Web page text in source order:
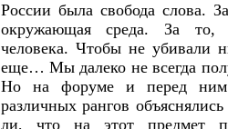
России была свобода слова.
окружающая среда. За то,
человека. Чтобы не убивали
еще… Мы далеко не всегда
Но на форуме и перед ним
различных рангов
ли, что на этот предмет